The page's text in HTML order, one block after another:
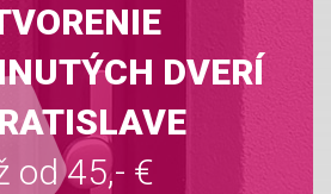
DVERÍ
od 45,- €